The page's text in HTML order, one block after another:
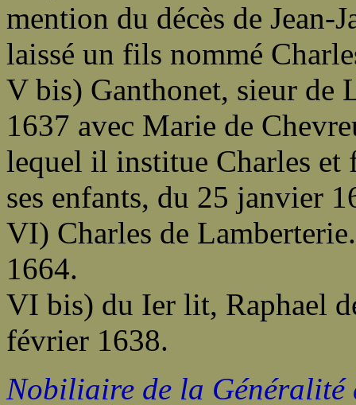
mention du décès de Jean-
laissé un fils nommé
V bis) Ganthonet, sieur de
1637 avec Marie de
lequel il institue Charles et
ses enfants, du 25 janvier
VI) Charles de
1664.
VI bis) du Ier lit, Raphael
février 1638.
Nobiliaire de la Généralité